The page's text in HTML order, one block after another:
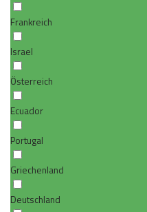
Frankreich
Israel
Österreich
Ecuador
Portugal
Griechenland
Deutschland